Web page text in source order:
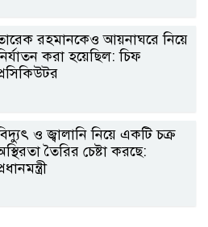
রহমানকেও আয়নাঘরে নিয়ে
করা হয়েছিল: চিফ
ও জ্বালানি নিয়ে একটি চক্র
তৈরির চেষ্টা করছে: